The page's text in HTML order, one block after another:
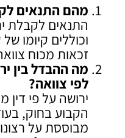
מהם התנאים
התנאים לקבלת
וכוללים קיומו
זכאות מכוח
מה ההבדל בין
לפי צוואה?
ירושה על פי
הקבוע בחוק,
מבוססת על